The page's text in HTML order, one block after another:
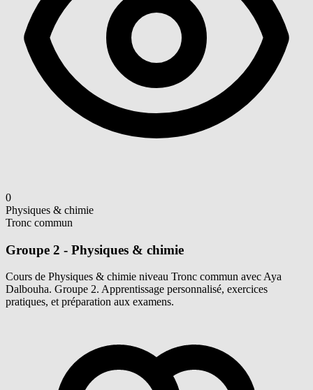
0
Physiques & chimie
Tronc commun
Groupe 2 - Physiques & chimie
Cours de Physiques & chimie niveau Tronc commun avec Aya
Dalbouha. Groupe 2. Apprentissage personnalisé, exercices
pratiques, et préparation aux examens.